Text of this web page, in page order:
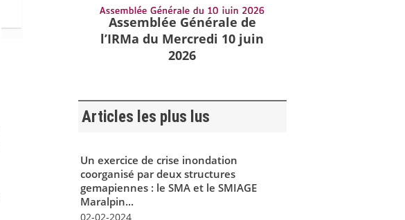
Assemblée Générale de
l’IRMa du Mercredi 10 juin
2026
Articles les plus lus
Un exercice de crise inondation
coorganisé par deux structures
gemapiennes : le SMA et le SMIAGE
Maralpin...
02-02-2024